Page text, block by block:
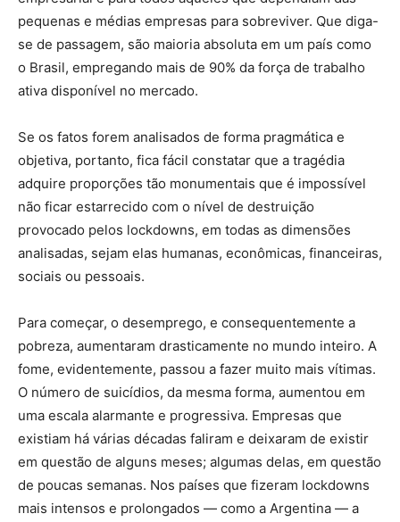
pequenas e médias empresas para sobreviver. Que diga-
se de passagem, são maioria absoluta em um país como
o Brasil, empregando mais de 90% da força de trabalho
ativa disponível no mercado.
Se os fatos forem analisados de forma pragmática e
objetiva, portanto, fica fácil constatar que a tragédia
adquire proporções tão monumentais que é impossível
não ficar estarrecido com o nível de destruição
provocado pelos lockdowns, em todas as dimensões
analisadas, sejam elas humanas, econômicas, financeiras,
sociais ou pessoais.
Para começar, o desemprego, e consequentemente a
pobreza, aumentaram drasticamente no mundo inteiro. A
fome, evidentemente, passou a fazer muito mais vítimas.
O número de suicídios, da mesma forma, aumentou em
uma escala alarmante e progressiva. Empresas que
existiam há várias décadas faliram e deixaram de existir
em questão de alguns meses; algumas delas, em questão
de poucas semanas. Nos países que fizeram lockdowns
mais intensos e prolongados — como a Argentina — a